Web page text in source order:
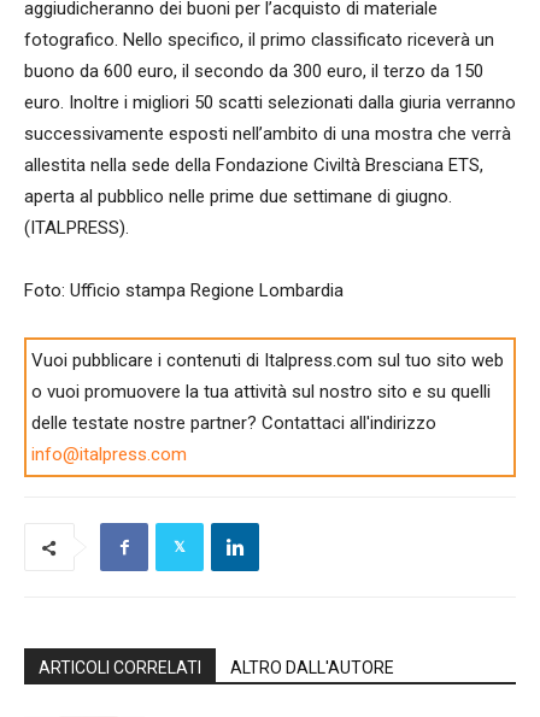
aggiudicheranno dei buoni per l’acquisto di materiale
fotografico. Nello specifico, il primo classificato riceverà un
buono da 600 euro, il secondo da 300 euro, il terzo da 150
euro. Inoltre i migliori 50 scatti selezionati dalla giuria verranno
successivamente esposti nell’ambito di una mostra che verrà
allestita nella sede della Fondazione Civiltà Bresciana ETS,
aperta al pubblico nelle prime due settimane di giugno.
(ITALPRESS).
Foto: Ufficio stampa Regione Lombardia
Vuoi pubblicare i contenuti di Italpress.com sul tuo sito web
o vuoi promuovere la tua attività sul nostro sito e su quelli
delle testate nostre partner? Contattaci all'indirizzo
info@italpress.com
ARTICOLI CORRELATI ALTRO DALL'AUTORE